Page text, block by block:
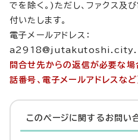
でを除く。)ただし、ファクス及
付いたします。
電子メールアドレス：
問合せ先からの返信が必要な場
話番号、電子メールアドレスなど
このページに関する お問い